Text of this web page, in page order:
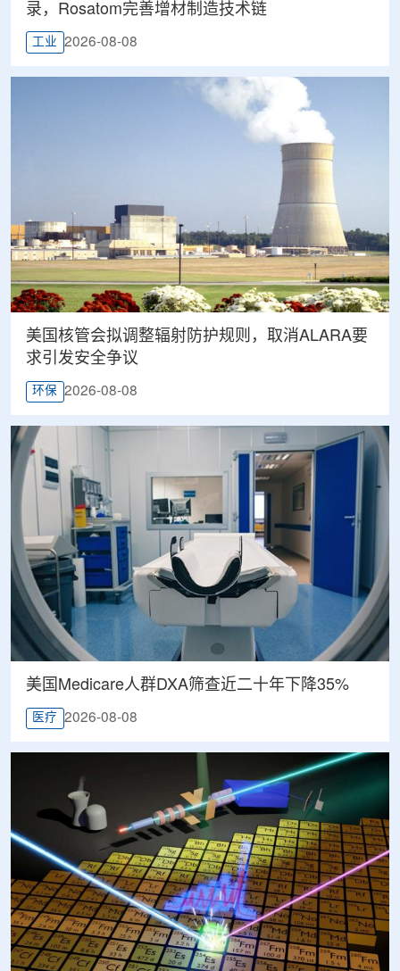
录，Rosatom完善增材制造技术链
工业 2026-08-08
美国核管会拟调整辐射防护规则，取消ALARA要
求引发安全争议
环保 2026-08-08
美国Medicare人群DXA筛查近二十年下降35%
医疗 2026-08-08